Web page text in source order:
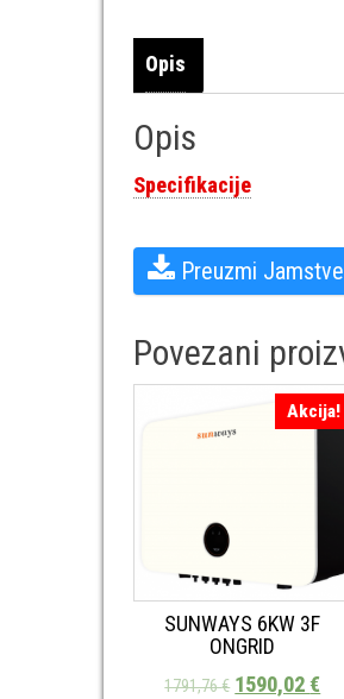
Opis
Opis
Specifikacije
Preuzmi
Povezani
Akcija!
SUNWAYS 6KW 3F
ONGRID
1791,76€ 1590,02€